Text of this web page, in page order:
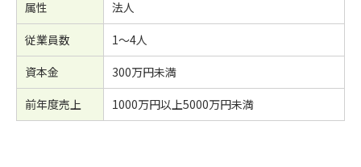
属性
法人
従業員数
1～4人
資本金
300万円未満
前年度売上
1000万円以上5000万円未満